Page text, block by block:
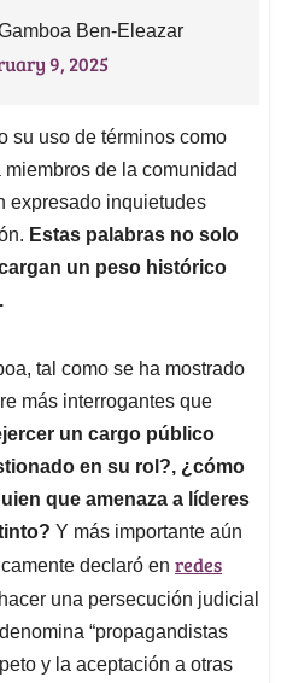
Ben-Eleazar
9, 2025
su uso de términos como
miembros de la comunidad
expresado inquietudes
Estas palabras no solo
un peso histórico
tal como se ha mostrado
más interrogantes que
un cargo público
en su rol?, ¿cómo
que amenaza a líderes
Y más importante aún
declaró en redes
una persecución judicial
“propagandistas
y la aceptación a otras